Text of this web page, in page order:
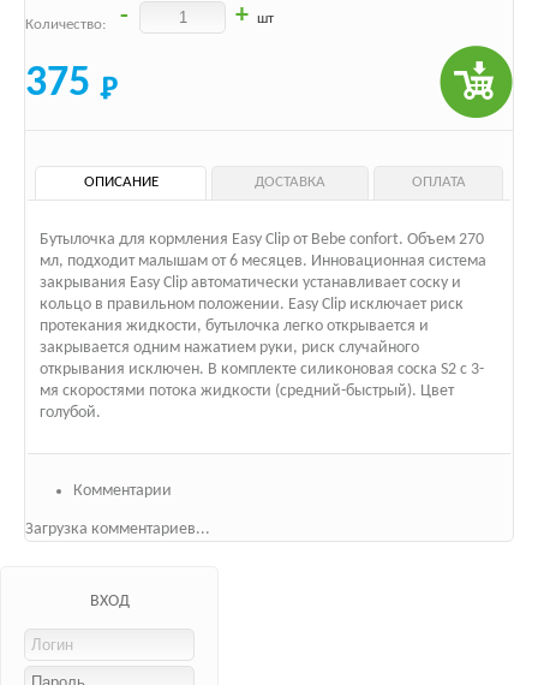
Количество: - + шт
375
ОПИСАНИЕ ДОСТАВКА ОПЛАТА
Бутылочка для кормления Easy Clip от Bebe confort. Объем 270
мл, подходит малышам от 6 месяцев. Инновационная система
закрывания Easy Clip автоматически устанавливает соску и
кольцо в правильном положении. Easy Clip исключает риск
протекания жидкости, бутылочка легко открывается и
закрывается одним нажатием руки, риск случайного
открывания исключен. В комплекте силиконовая соска S2 c 3-
мя скоростями потока жидкости (средний-быстрый). Цвет
голубой.
Комментарии
Загрузка комментариев...
ВХОД